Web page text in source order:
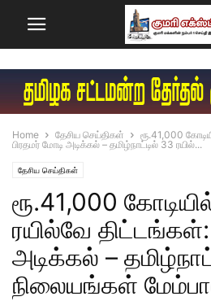
Home தேசிய செய்திகள்
ரூ.41,000
பிரதமர் மோடி அடிக்கல் – தமிழ்நாட்டில் 33 ரயில்...
தேசிய செய்திகள்
ரூ.41,000
ரயில்வே திட்டங்கள்:
அடிக்கல் –
நிலையங்கள்